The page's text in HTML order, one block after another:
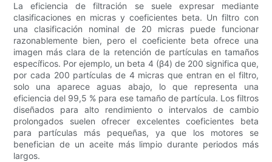
La eficiencia de filtración se suele expresar mediante
clasificaciones en micras y coeficientes beta. Un filtro con
una clasificación nominal de 20 micras puede funcionar
razonablemente bien, pero el coeficiente beta ofrece una
imagen más clara de la retención de partículas en tamaños
específicos. Por ejemplo, un beta 4 (β4) de 200 significa que,
por cada 200 partículas de 4 micras que entran en el filtro,
solo una aparece aguas abajo, lo que representa una
eficiencia del 99,5 % para ese tamaño de partícula. Los filtros
diseñados para alto rendimiento o intervalos de cambio
prolongados suelen ofrecer excelentes coeficientes beta
para partículas más pequeñas, ya que los motores se
benefician de un aceite más limpio durante periodos más
largos.